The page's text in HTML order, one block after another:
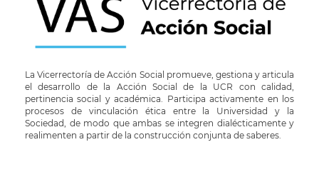
La Vicerrectoría de Acción Social promueve, gestiona y articula
el desarrollo de la Acción Social de la UCR con calidad,
pertinencia social y académica. Participa activamente en los
procesos de vinculación ética entre la Universidad y la
Sociedad, de modo que ambas se integren dialécticamente y
realimenten a partir de la construcción conjunta de saberes.